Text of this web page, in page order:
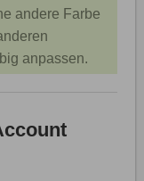
andere Farbe
anpassen.